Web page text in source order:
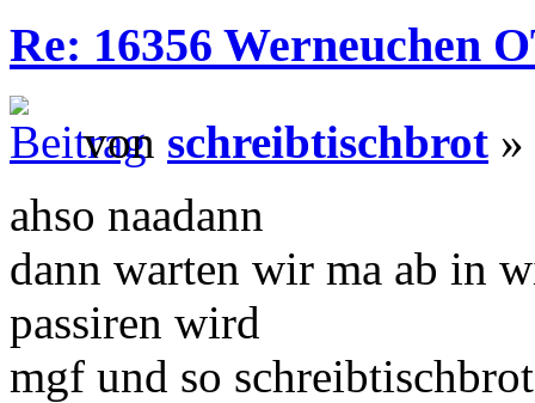
Re: 16356 Werneuchen
von schreibtischbrot
ahso naadann
dann warten wir ma ab in
passiren wird
mgf und so schreibtischbrot